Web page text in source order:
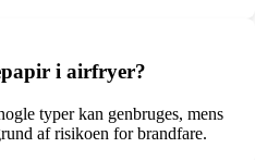
i airfryer?
typer kan genbruges, mens
af risikoen for brandfare.